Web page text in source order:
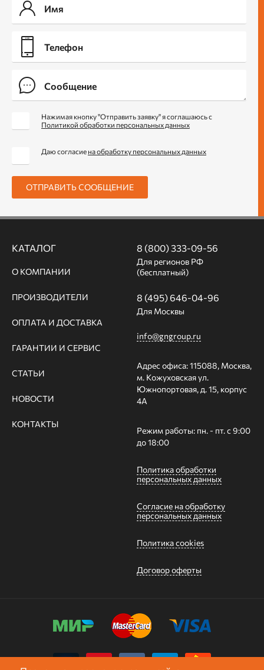
Нажимая кнопку "Отправить заявку" я соглашаюсь с
Политикой обработки персональных данных
Даю согласие на обработку персональных данных
ОТПРАВИТЬ СООБЩЕНИЕ
КАТАЛОГ
О КОМПАНИИ
ПРОИЗВОДИТЕЛИ
ОПЛАТА И ДОСТАВКА
ГАРАНТИИ И СЕРВИС
СТАТЬИ
НОВОСТИ
КОНТАКТЫ
8 (800) 333-09-56
Для регионов РФ
(бесплатный)
8 (495) 646-04-96
Для Москвы
info@gngroup.ru
Адрес офиса: 115088, Москва,
м. Кожуховская ул.
Южнопортовая, д. 15, корпус
4А
Режим работы: пн. - пт. с 9:00
до 18:00
Политика обработки
персональных данных
Согласие на обработку
персональных данных
Политика cookies
Договор оферты